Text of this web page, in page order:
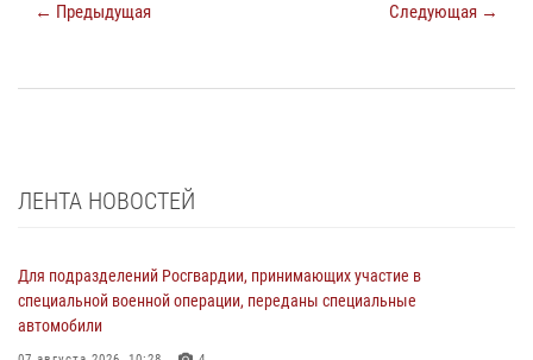
← Предыдущая Следующая →
ЛЕНТА НОВОСТЕЙ
Для подразделений Росгвардии, принимающих участие в
специальной военной операции, переданы специальные
автомобили